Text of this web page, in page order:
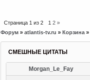
Страница 1 из 2 1 2 »
Форум » atlantis-tv.ru » Корзина »
СМЕШНЫЕ ЦИТАТЫ
Morgan_Le_Fay